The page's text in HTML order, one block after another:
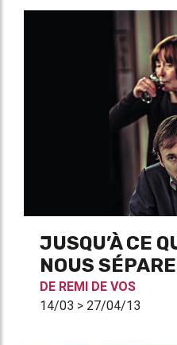
JUSQU’À CE
NOUS SÉPARE
DE REMI DE VOS
14/03 > 27/04/13